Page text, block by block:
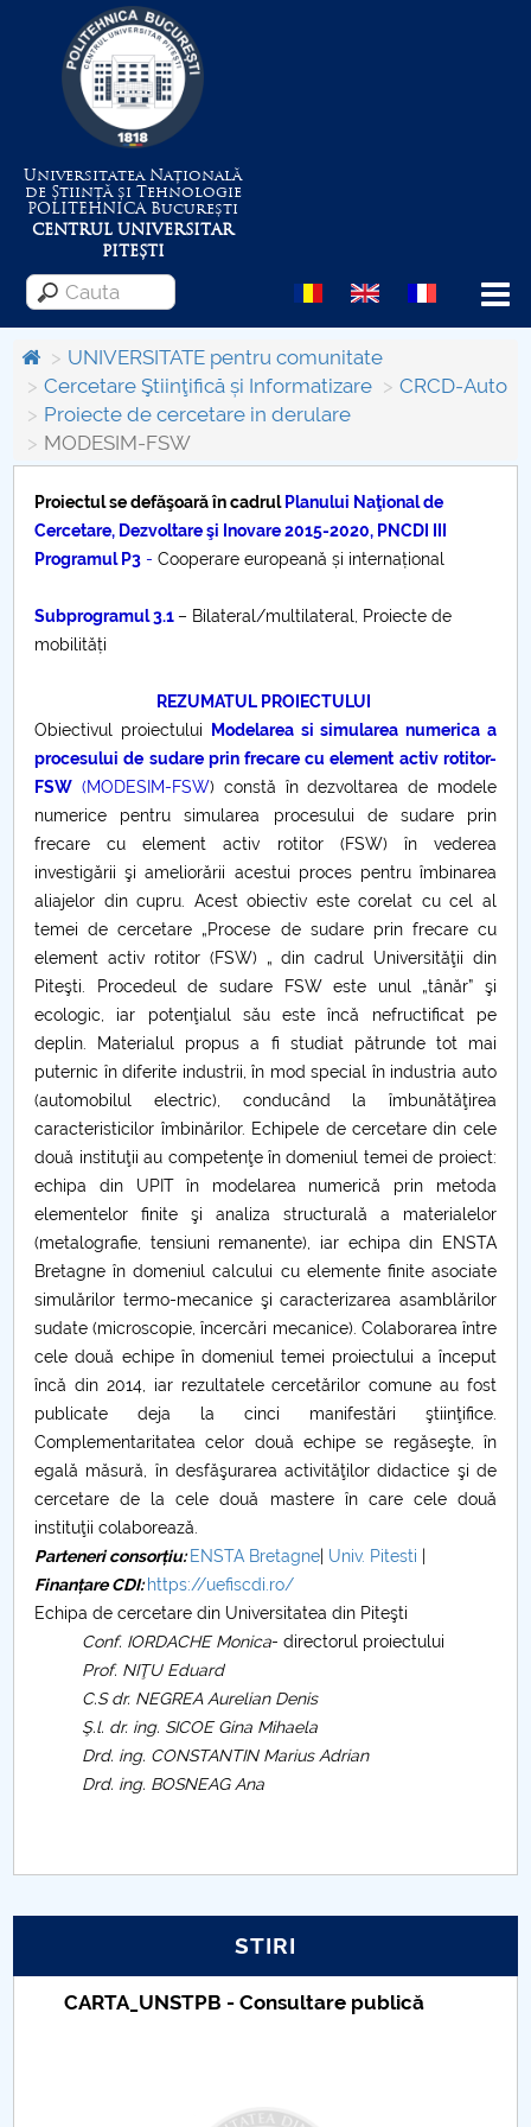
Universitatea Națională
de Știință și Tehnologie
POLITEHNICABucurești
CENTRUL UNIVERSITAR
PITEȘTI
Menu
Despre Universitate
Centrul de Management al Proiectelor
Consiliul de Administratie
Admitere
Români de pretutindeni - ADMITERE
Senat
Facultăți
Studenți
Ghiduri pentru STUDENȚI
Relații Publice
Relații Internaționale
PNRR
Proiect PRIM STUD
Proiect SU-ETIC
Protecția datelor personale
UNIVERSITATE pentru comunitate
IOSUD/CSUD-Doctorate
Comisie de etica unversitară
Evenimente CUP
Accesibilitate pentru studenții cu dizabilități
Raportul Conducerii Centrului Universitar Pitești
privind implementarea Planului Operațional 2020-
Parteneri CUP
CAR2026
MENIU CANTINA
UNIVERSITATE pentru comunitate
Cercetare Ştiinţifică și Informatizare
CRCD-Auto
Proiecte de cercetare in derulare
MODESIM-FSW
Proiectul se defăşoară în cadrul Planului Naţional de
Cercetare, Dezvoltare şi Inovare 2015-2020, PNCDI III
Programul P3 - Cooperare europeană și internațional
Subprogramul 3.1 – Bilateral/multilateral, Proiecte de
mobilități
REZUMATUL PROIECTULUI
Obiectivul proiectului
Modelarea si simularea numerica a
procesului de sudare prin frecare cu element activ rotitor-
FSW (MODESIM-FSW) constă în dezvoltarea de modele
numerice pentru simularea procesului de sudare prin
frecare cu element activ rotitor (FSW) în vederea
investigării şi ameliorării acestui proces pentru îmbinarea
aliajelor din cupru. Acest obiectiv este corelat cu cel al
temei de cercetare „Procese de sudare prin frecare cu
element activ rotitor (FSW) „ din cadrul Universităţii din
Piteşti. Procedeul de sudare FSW este unul „tânăr” şi
ecologic, iar potenţialul său este încă nefructificat pe
deplin. Materialul propus a fi studiat pătrunde tot mai
puternic în diferite industrii, ȋn mod special ȋn industria auto
(automobilul electric), conducând la îmbunătăţirea
caracteristicilor ȋmbinărilor. Echipele de cercetare din cele
două instituţii au competenţe în domeniul temei de proiect:
echipa din UPIT în modelarea numerică prin metoda
elementelor finite şi analiza structurală a materialelor
(metalografie, tensiuni remanente), iar echipa din ENSTA
Bretagne în domeniul calcului cu elemente finite asociate
simulărilor termo-mecanice şi caracterizarea asamblărilor
sudate (microscopie, încercări mecanice). Colaborarea între
cele două echipe în domeniul temei proiectului a început
încă din 2014, iar rezultatele cercetărilor comune au fost
publicate deja la cinci manifestări ştiinţifice.
Complementaritatea celor două echipe se regăseşte, în
egală măsură, în desfăşurarea activităţilor didactice şi de
cercetare de la cele două mastere în care cele două
instituţii colaborează.
Parteneri consorțiu:ENSTA Bretagne Univ. Pitesti
Finanțare CDI:https://uefiscdi.ro/
Echipa de cercetare din Universitatea din Piteşti
Conf. IORDACHE Monica- directorul proiectului
Prof. NIŢU Eduard
C.S dr. NEGREA Aurelian Denis
Ş.l. dr. ing. SICOE Gina Mihaela
Drd. ing. CONSTANTIN Marius Adrian
Drd. ing. BOSNEAG Ana
STIRI
Taxe de școlarizare indexate – Centrul